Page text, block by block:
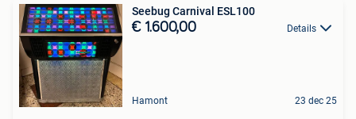
Seebug Carnival ESL100
€ 1.600,00 Details
Hamont 23 dec 25